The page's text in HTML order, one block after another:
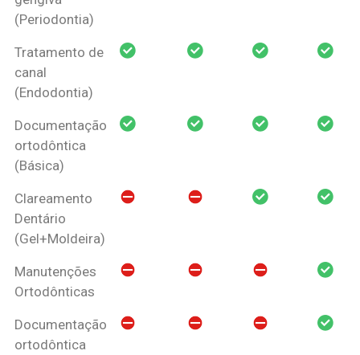
(Periodontia)
Tratamento de
canal
(Endodontia)
Documentação
ortodôntica
(Básica)
Clareamento
Dentário
(Gel+Moldeira)
Manutenções
Ortodônticas
Documentação
ortodôntica